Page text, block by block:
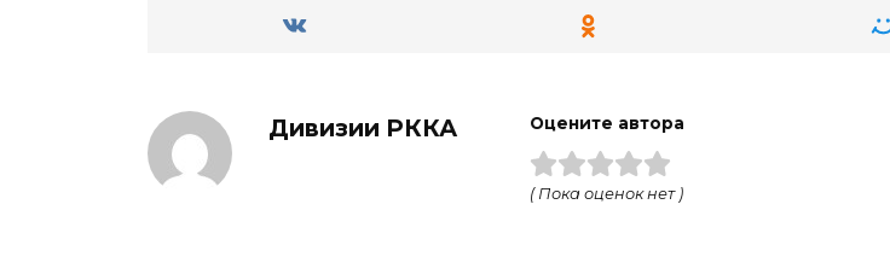
Дивизии РККА Оцените автора
( Пока оценок нет )